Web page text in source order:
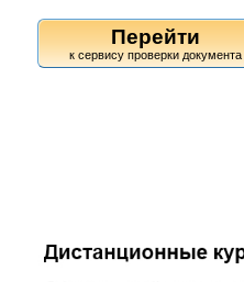
Перейти
к сервису проверки документа